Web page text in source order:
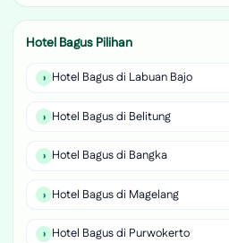
Hotel Bagus Pilihan
Hotel Bagus di Labuan Bajo
Hotel Bagus di Belitung
Hotel Bagus di Bangka
Hotel Bagus di Magelang
Hotel Bagus di Purwokerto